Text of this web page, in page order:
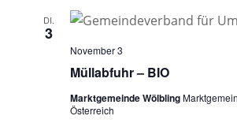
DI.
3
Müllabfuhr – BIO
November 3
Marktgemeinde Wölbling
Österreich